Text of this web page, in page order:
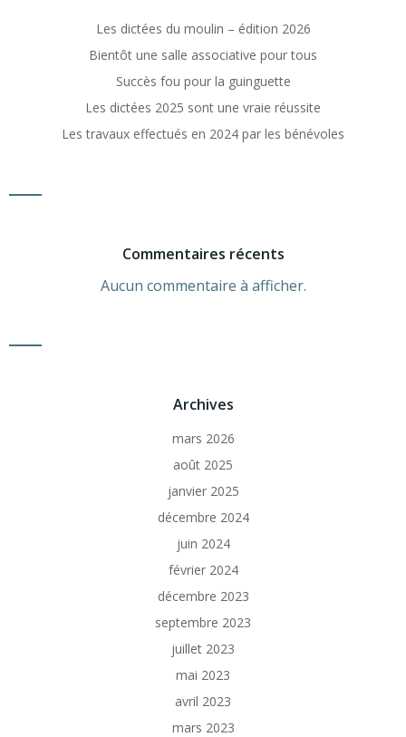
Les dictées du moulin – édition 2026
Bientôt une salle associative pour tous
Succès fou pour la guinguette
Les dictées 2025 sont une vraie réussite
Les travaux effectués en 2024 par les bénévoles
Commentaires récents
Aucun commentaire à afficher.
Archives
mars 2026
août 2025
janvier 2025
décembre 2024
juin 2024
février 2024
décembre 2023
septembre 2023
juillet 2023
mai 2023
avril 2023
mars 2023